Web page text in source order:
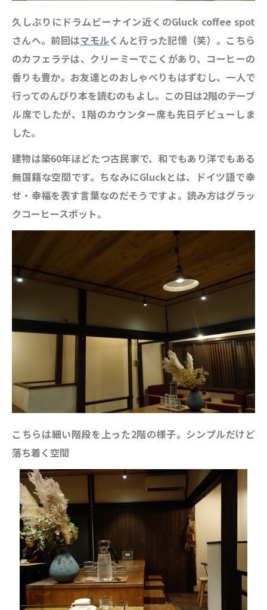
久しぶりにドラムビーナイン近くのGluck coffee spot
さんへ。前回はマモルくんと行った記憶（笑）。こちら
のカフェラテは、クリーミーでこくがあり、コーヒーの
香りも豊か。お友達とのおしゃべりもはずむし、一人で
行ってのんびり本を読むのもよし。この日は2階のテーブ
ル席でしたが、1階のカウンター席も先日デビューしま
した。
建物は築60年ほどたつ古民家で、和でもあり洋でもある
無国籍な空間です。ちなみにGluckとは、ドイツ語で幸
せ・幸福を表す言葉なのだそうですよ。読み方はグラッ
クコーヒースポット。
こちらは細い階段を上った2階の様子。シンプルだけど
落ち着く空間